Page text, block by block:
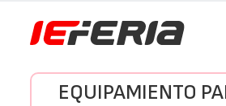
EQUIPAMIENTO